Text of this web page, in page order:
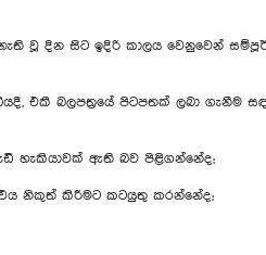
වූ දින සිට ඉදිරි කාලය වෙනුවෙන්
එකී බලපත්‍රයේ පිටපතක් ලබා ගැනීම
හැකියාවක් ඇති බව පිළිගන්නේද;
එය නිකුත් කිරීමට කටයුතු කරන්නේද;